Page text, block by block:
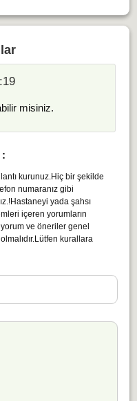
misiniz.
:
kurunuz.Hiç bir şekilde
numaranız gibi
yada şahsı
içeren yorumların
yorum ve öneriler genel
kurallara